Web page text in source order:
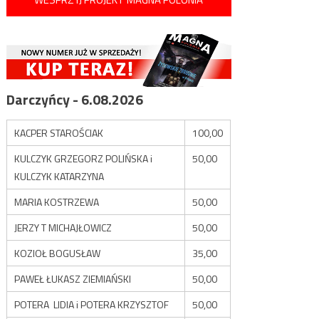
Darczyńcy - 6.08.2026
KACPER STAROŚCIAK
100,00
KULCZYK GRZEGORZ POLIŃSKA i
KULCZYK KATARZYNA
50,00
MARIA KOSTRZEWA
50,00
JERZY T MICHAJŁOWICZ
50,00
KOZIOŁ BOGUSŁAW
35,00
PAWEŁ ŁUKASZ ZIEMIAŃSKI
50,00
POTERA LIDIA i POTERA KRZYSZTOF
50,00